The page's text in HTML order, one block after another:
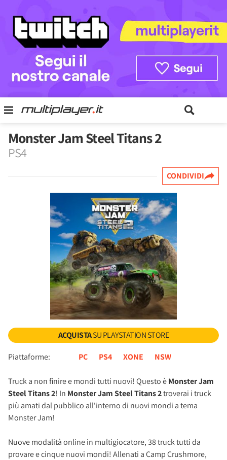
Monster Jam Steel Titans 2
PS4
CONDIVIDI
ACQUISTASU PLAYSTATION STORE
Piattaforme: PC PS4 XONE NSW
Truck a non finire e mondi tutti nuovi! Questo èMonster Jam
Steel Titans 2! In Monster Jam Steel Titans 2troverai i truck
più amati dal pubblico all'interno di nuovi mondi a tema
Monster Jam!
Nuove modalità online in multigiocatore, 38 truck tutti da
provare e cinque nuovi mondi! Allenati a Camp Crushmore,